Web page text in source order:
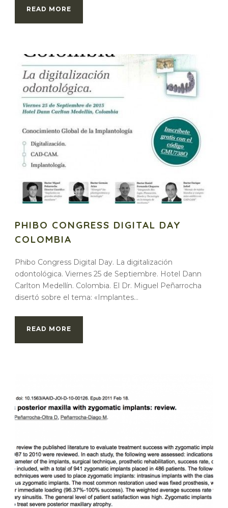
READ MORE
PHIBO CONGRESS DIGITAL DAY
COLOMBIA
Phibo Congress Digital Day. La digitalización
odontológica. Viernes 25 de Septiembre. Hotel Dann
Carlton Medellín. Colombia. El Dr. Miguel Peñarrocha
disertó sobre el tema: «Implantes...
READ MORE